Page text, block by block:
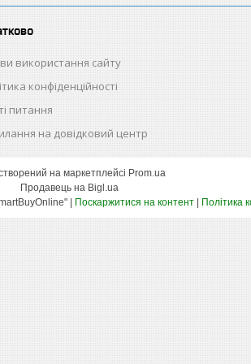
використання сайту
конфіденційності
питання
на довідковий центр
на маркетплейсі Prom.ua
Продавець на Bigl.ua
Поскаржитися на контент Політика